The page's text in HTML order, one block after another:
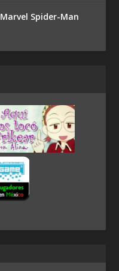
Spider-Man